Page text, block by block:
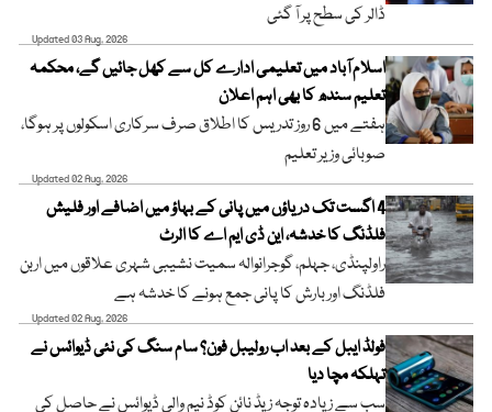
ڈالر کی سطح پر آ گئی
Updated 03 Aug, 2026
اسلام آباد میں تعلیمی ادارے کل سے کھل جائیں گے، محکمہ
تعلیم سندھ کا بھی اہم اعلان
ہفتے میں 6 روز تدریس کا اطلاق صرف سرکاری اسکولوں پر ہوگا،
صوبائی وزیر تعلیم
Updated 02 Aug, 2026
4 اگست تک دریاؤں میں پانی کے بہاؤ میں اضافے اور فلیش
فلڈنگ کا خدشہ، این ڈی ایم اے کا الرٹ
راولپنڈی، جہلم، گوجرانوالہ سمیت نشیبی شہری علاقوں میں اربن
فلڈنگ اور بارش کا پانی جمع ہونے کا خدشہ ہے
Updated 02 Aug, 2026
فولڈ ایبل کے بعد اب رولیبل فون؟ سام سنگ کی نئی ڈیوائس نے
تہلکہ مچا دیا
سب سے زیادہ توجہ زیڈ نائن کوڈ نیم والی ڈیوائس نے حاصل کی